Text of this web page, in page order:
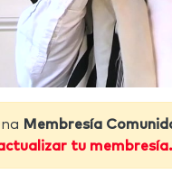
Membresía
tu membresía.